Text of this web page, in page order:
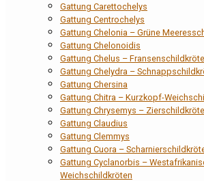
Gattung Carettochelys
Gattung Centrochelys
Gattung Chelonia – Grüne
Gattung Chelonoidis
Gattung Chelus –
Gattung Chelydra –
Gattung Chersina
Gattung Chitra – Kurzkopf-
Gattung Chrysemys –
Gattung Claudius
Gattung Clemmys
Gattung Cuora –
Gattung Cyclanorbis –
Weichschildkröten